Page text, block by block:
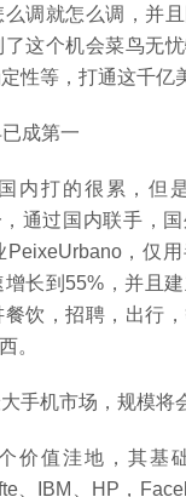
调就怎么调，并
这个机会菜鸟无
性等，打通这千亿
成第一
内打的很累，但
通过国内联手，
PeixeUrbano，仅
长到55%，并且
饮，招聘，出行
。
手机市场，规模将
价值洼地，其基
、IBM、HP，